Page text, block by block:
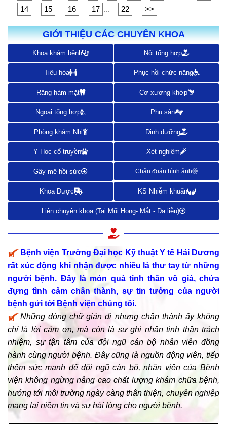
14
15 16 17 ... 22 >>
GIỚI THIỆU CÁC CHUYÊN KHOA
Khoa khám bệnh Nội tổng hợp
Tiêu hóa Phục hồi chức năng
Răng hàm mặt Cơ xương khớp
Ngoại tổng hợp Phụ sản
Phòng khám Nhi Dinh dưỡng
Y Học cổ truyền Xét nghiệm
Gây mê hồi sức Chẩn đoán hình ảnh
Khoa Dược KS Nhiễm khuẩn
Liên chuyên khoa (Tai Mũi Họng- Mắt - Da liễu)
Bệnh viện Trường Đại học Kỹ thuật Y tế Hải Dương
rất xúc động khi nhận được nhiều lá thư tay từ những
người bệnh. Đây là món quà tinh thần vô giá, chứa
đựng tình cảm chân thành, sự tin tưởng của người
bệnh gửi tới Bệnh viện chúng tôi.
Những dòng chữ giản dị nhưng chân thành ấy không
chỉ là lời cảm ơn, mà còn là sự ghi nhận tinh thần trách
nhiệm, sự tận tâm của đội ngũ cán bộ nhân viên đồng
hành cùng người bệnh. Đây cũng là nguồn động viên, tiếp
thêm sức mạnh để đội ngũ cán bộ, nhân viên của Bệnh
viện không ngừng nâng cao chất lượng khám chữa bệnh,
hướng tới môi trường ngày càng thân thiện, chuyên nghiệp
mang lại niềm tin và sự hài lòng cho người bệnh.